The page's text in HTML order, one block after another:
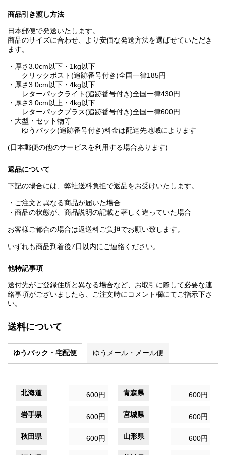
商品引き渡し方法
日本郵便で発送いたします。
商品のサイズに合わせ、より安価な発送方法を選ばせていただき
ます。
・厚さ3.0cm以下・1kg以下
クリックポスト(追跡番号付き)全国一律185円
・厚さ3.0cm以下・4kg以下
レターパックライト(追跡番号付き)全国一律430円
・厚さ3.0cm以上・4kg以下
レターパックプラス(追跡番号付き)全国一律600円
・大型・セット物等
ゆうパック(追跡番号付き)料金は配達先地域によります
(日本郵便の他のサービスを利用する場合あります)
返品について
下記の場合には、弊社送料負担で返品をお受けいたします。
・ご注文と異なる商品が届いた場合
・商品の状態が、商品説明の記載と著しく違っていた場合
お客様ご都合の場合は返送料ご負担でお願い致します。
いずれも商品到着後7日以内にご連絡ください。
他特記事項
送付先がご登録住所と異なる場合など、お取引に際して必要な連
絡事項がございましたら、ご注文時にコメント欄にてご指示下さ
い。
送料について
ゆうパック・宅配便 ゆうメール・メール便
北海道 600円 青森県 600円
岩手県 600円 宮城県 600円
秋田県 600円 山形県 600円